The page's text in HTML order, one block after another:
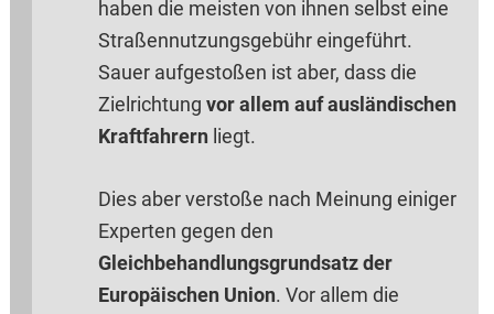
haben die meisten von ihnen selbst eine
Straßennutzungsgebühr eingeführt.
Sauer aufgestoßen ist aber, dass die
Zielrichtung vor allem auf ausländischen
Kraftfahrern liegt.
Dies aber verstoße nach Meinung einiger
Experten gegen den
Gleichbehandlungsgrundsatz der
Europäischen Union. Vor allem die